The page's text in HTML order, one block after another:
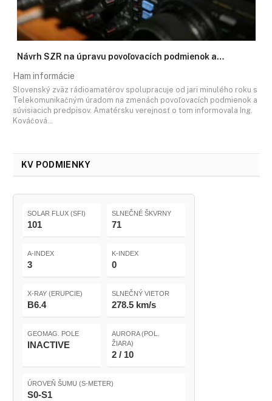
Návrh SZR na úpravu povoľovacích podmienok a…
Ham informácie
Slovenský zväz rádioamatérov spolupracuje od jari minulého roku s
Telekomunikačným úradom na zmenách povoľovacích podmienok a
súvisiacich predpisov. Amatérsku verejnosť o tom informovala Ing.
Kováčová…
KV PODMIENKY
SOLAR FLUX (SFI)
101
SLNEČNÉ ŠKVRNY
71
A-INDEX
3
K-INDEX
0
X-RAY (ERUPCIE)
B6.4
SLNEČNÝ VIETOR
278.5 km/s
GEOMAG. POLE
INACTIVE
AURORA (POL.
ŽIARA)
2 / 10
ÚROVEŇ ŠUMU (S-METER)
S0-S1